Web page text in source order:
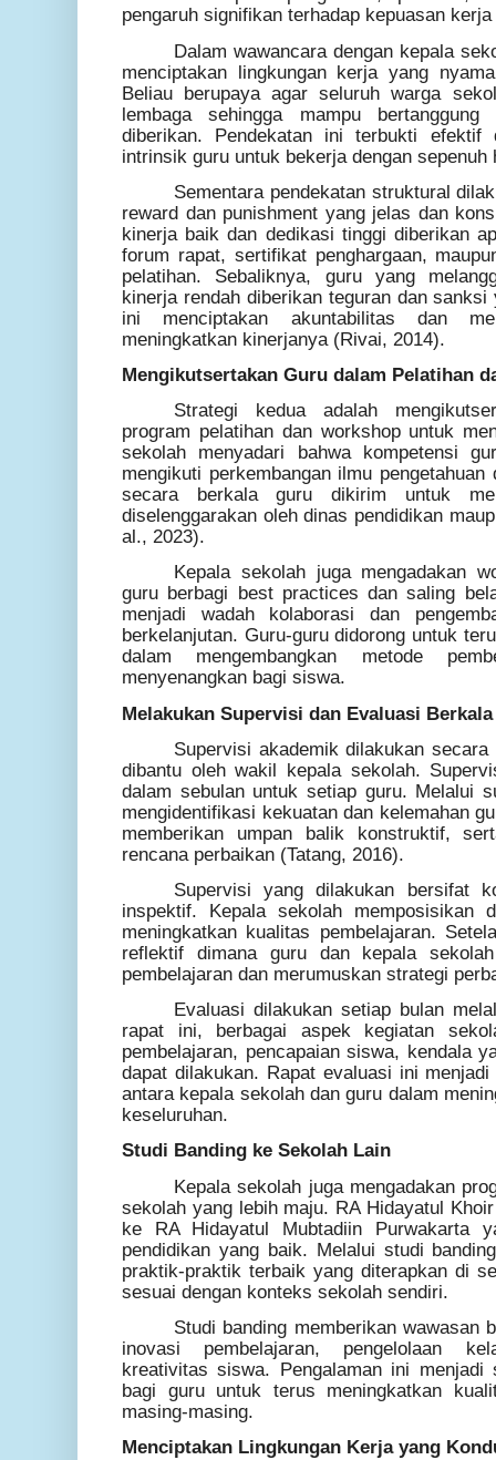
pengaruh signifikan terhadap kepuasan
Dalam wawancara dengan kepala
menciptakan lingkungan kerja yang
Beliau berupaya agar seluruh warga
lembaga sehingga mampu
diberikan. Pendekatan ini terbukti efektif
intrinsik guru untuk bekerja dengan sepenuh
Sementara pendekatan struktural
reward dan punishment yang jelas dan
kinerja baik dan dedikasi tinggi diberikan
forum rapat, sertifikat penghargaan,
pelatihan. Sebaliknya, guru yang
kinerja rendah diberikan teguran dan
ini menciptakan akuntabilitas dan
meningkatkan kinerjanya (Rivai, 2014).
Mengikutsertakan Guru dalam Pelatihan
Strategi kedua adalah
program pelatihan dan workshop untuk
sekolah menyadari bahwa kompetensi
mengikuti perkembangan ilmu
secara berkala guru dikirim untuk
diselenggarakan oleh dinas pendidikan
al., 2023).
Kepala sekolah juga mengadakan
guru berbagi best practices dan saling
menjadi wadah kolaborasi dan
berkelanjutan. Guru-guru didorong untuk
dalam mengembangkan metode
menyenangkan bagi siswa.
Melakukan Supervisi dan Evaluasi Berkala
Supervisi akademik dilakukan
dibantu oleh wakil kepala sekolah.
dalam sebulan untuk setiap guru. Melalui
mengidentifikasi kekuatan dan kelemahan
memberikan umpan balik konstruktif,
rencana perbaikan (Tatang, 2016).
Supervisi yang dilakukan bersifat
inspektif. Kepala sekolah memposisikan
meningkatkan kualitas pembelajaran.
reflektif dimana guru dan kepala
pembelajaran dan merumuskan strategi
Evaluasi dilakukan setiap bulan
rapat ini, berbagai aspek kegiatan
pembelajaran, pencapaian siswa, kendala
dapat dilakukan. Rapat evaluasi ini
antara kepala sekolah dan guru dalam
keseluruhan.
Studi Banding ke Sekolah Lain
Kepala sekolah juga mengadakan
sekolah yang lebih maju. RA Hidayatul
ke RA Hidayatul Mubtadiin Purwakarta
pendidikan yang baik. Melalui studi
praktik-praktik terbaik yang diterapkan di
sesuai dengan konteks sekolah sendiri.
Studi banding memberikan wawasan
inovasi pembelajaran, pengelolaan
kreativitas siswa. Pengalaman ini
bagi guru untuk terus meningkatkan
masing-masing.
Menciptakan Lingkungan Kerja yang